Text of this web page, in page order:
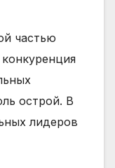
частью
острой. В
лидеров